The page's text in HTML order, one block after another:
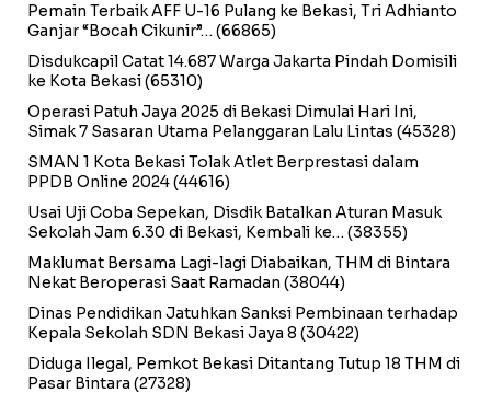
Pemain Terbaik AFF U-16 Pulang ke Bekasi, Tri Adhianto
Ganjar “Bocah Cikunir”… (66865)
Disdukcapil Catat 14.687 Warga Jakarta Pindah Domisili
ke Kota Bekasi(65310)
Operasi Patuh Jaya 2025 di Bekasi Dimulai Hari Ini,
Simak 7 Sasaran Utama Pelanggaran Lalu Lintas (45328)
SMAN 1 Kota Bekasi Tolak Atlet Berprestasi dalam
PPDB Online 2024(44616)
Usai Uji Coba Sepekan, Disdik Batalkan Aturan Masuk
Sekolah Jam 6.30 di Bekasi, Kembali ke… (38355)
Maklumat Bersama Lagi-lagi Diabaikan, THM di Bintara
Nekat Beroperasi Saat Ramadan (38044)
Dinas Pendidikan Jatuhkan Sanksi Pembinaan terhadap
Kepala Sekolah SDN Bekasi Jaya 8 (30422)
Diduga Ilegal, Pemkot Bekasi Ditantang Tutup 18 THM di
Pasar Bintara (27328)